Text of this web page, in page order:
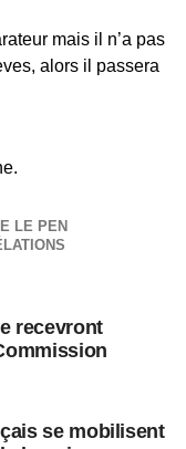
mais il n’a pas
alors il passera
LE PEN
recevront
se mobilisent